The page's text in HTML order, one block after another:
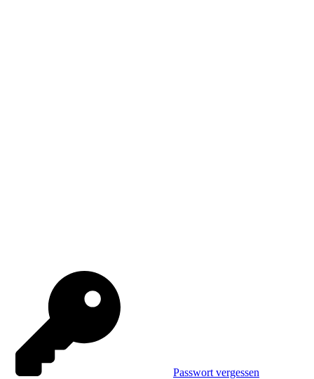
Passwort vergessen